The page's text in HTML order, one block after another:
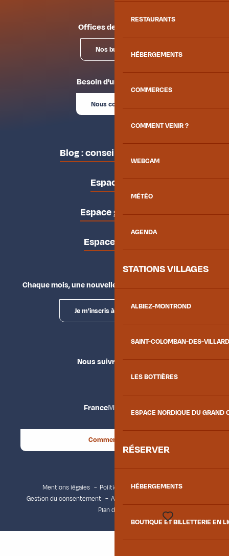
RESTAURANTS
HÉBERGEMENTS
COMMERCES
COMMENT VENIR ?
WEBCAM
MÉTÉO
AGENDA
STATIONS VILLAGES
ALBIEZ-MONTROND
SAINT-COLOMBAN-DES-
LES BOTTIÈRES
ESPACE NORDIQUE DU GRAND
RÉSERVER
HÉBERGEMENTS
BOUTIQUE ET BILLETTERIE EN
Offices de tourisme
Nos bureaux
Besoin d'un conseil ?
Nous contacter
Blog : conseils des locaux
Espace pro
Espace groupes
Espace presse
Chaque mois, une nouvelle façon d'explorer la vallée.
Je m'inscris à la newsletter
Nous suivre
FranceMaurienne
Comment venir ?
Mentions légales
Politique de confidentialité
Gestion du consentement
Accessibilité : non conforme
Plan du site